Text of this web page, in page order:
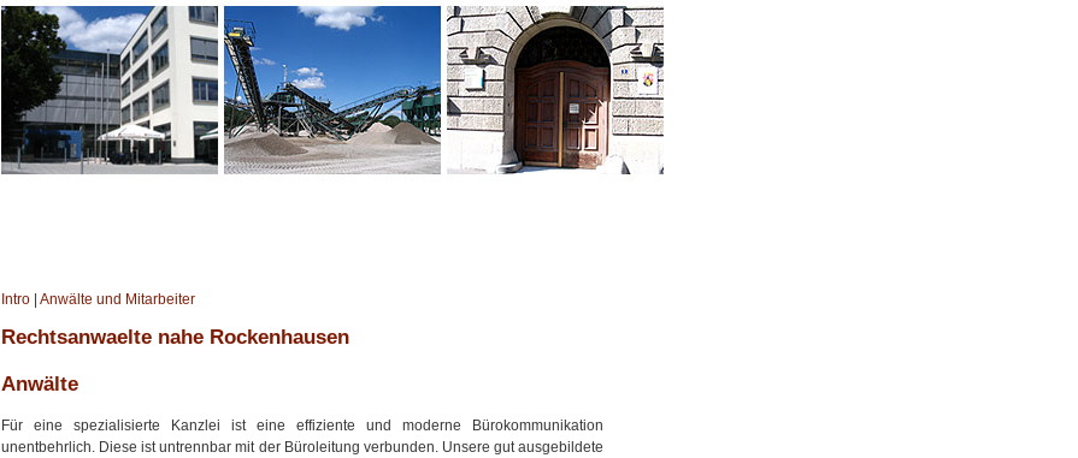
Intro Anwälte und Mitarbeiter
Rechtsanwaelte nahe Rockenhausen
Anwälte
Für eine spezialisierte Kanzlei ist eine effiziente und moderne Bürokommunikation
unentbehrlich. Diese ist untrennbar mit der Büroleitung verbunden. Unsere gut ausgebildete